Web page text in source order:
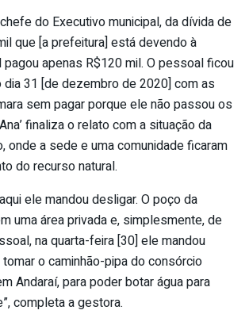
do Executivo municipal, da dívida de
que [a prefeitura] está devendo à
pagou apenas R$120 mil. O pessoal ficou
31 [de dezembro de 2020] com as
sem pagar porque ele não passou os
finaliza o relato com a situação da
onde a sede e uma comunidade ficaram
do recurso natural.
ele mandou desligar. O poço da
uma área privada e, simplesmente, de
na quarta-feira [30] ele mandou
o caminhão-pipa do consórcio
Andaraí, para poder botar água para
completa a gestora.